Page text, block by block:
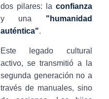
dos pilares: la confianza
y una "humanidad
auténtica".
Este legado cultural
activo, se transmitió a la
segunda generación no a
través de manuales, sino